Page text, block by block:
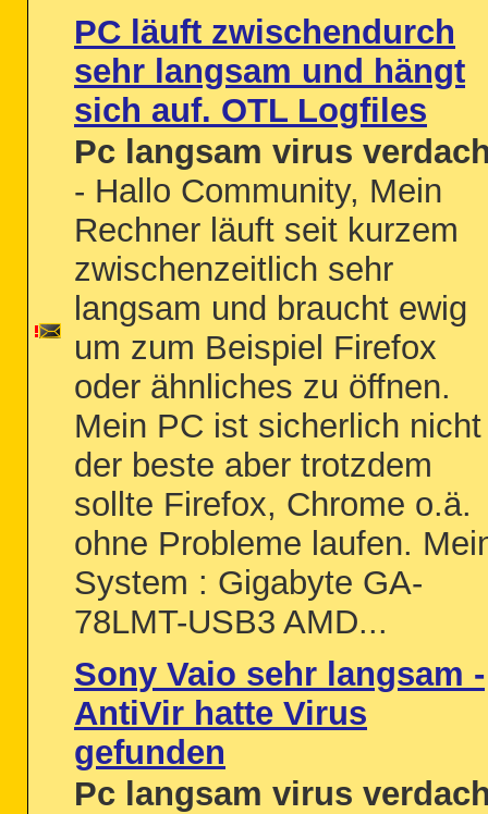
PC läuft zwischendurch
sehr langsam und hängt
sich auf. OTL Logfiles
Pc langsam virus
- Hallo Community, Mein
Rechner läuft seit kurzem
zwischenzeitlich sehr
langsam und braucht ewig
um zum Beispiel Firefox
oder ähnliches zu öffnen.
Mein PC ist sicherlich nicht
der beste aber trotzdem
sollte Firefox, Chrome o.ä.
ohne Probleme laufen.
System : Gigabyte GA-
78LMT-USB3 AMD...
Sony Vaio sehr langsam -
AntiVir hatte Virus
gefunden
Pc langsam virus